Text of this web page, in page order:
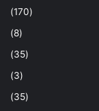
(170)
(8)
(35)
(3)
(35)